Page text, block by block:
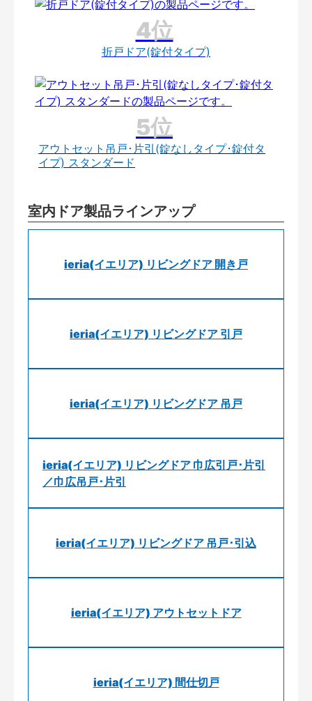
折戸ドア(錠付タイプ)
アウトセット吊戸･片引(錠なしタイプ･錠付タ
イプ) スタンダード
室内ドア製品ラインアップ
ieria(イエリア) リビングドア 開き戸
ieria(イエリア) リビングドア 引戸
ieria(イエリア) リビングドア 吊戸
ieria(イエリア) リビングドア 巾広引戸･片引
／巾広吊戸･片引
ieria(イエリア) リビングドア 吊戸･引込
ieria(イエリア) アウトセットドア
ieria(イエリア) 間仕切戸